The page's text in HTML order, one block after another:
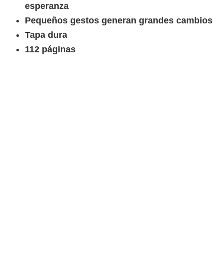
esperanza
Pequeños gestos generan grandes cambios
Tapa dura
112 páginas